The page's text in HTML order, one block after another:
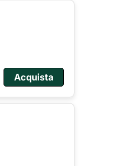
Acquista